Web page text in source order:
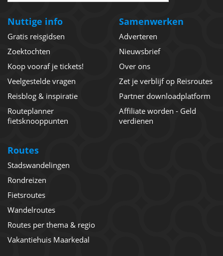
Nuttige info
Gratis reisgidsen
Zoektochten
Koop vooraf je tickets!
Veelgestelde vragen
Reisblog & inspiratie
Routeplanner
fietsknooppunten
Samenwerken
Adverteren
Nieuwsbrief
Over ons
Zet je verblijf op Reisroutes
Partner downloadplatform
Affiliate worden - Geld
verdienen
Routes
Stadswandelingen
Rondreizen
Fietsroutes
Wandelroutes
Routes per thema & regio
Vakantiehuis Maarkedal